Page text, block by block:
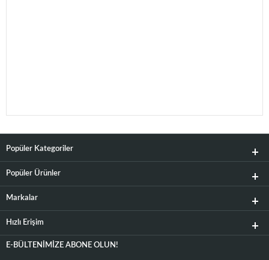
Popüler Kategoriler
Popüler Ürünler
Markalar
Hızlı Erişim
E-BÜLTENIMIZE ABONE OLUN!